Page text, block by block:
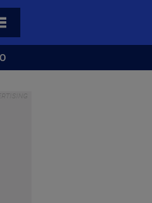
CATEGORIILE